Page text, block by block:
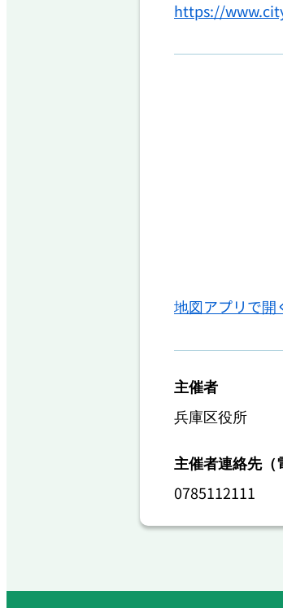
https://
地図アプリで開
主催者
兵庫区役所
主催者連絡先（
0785112111